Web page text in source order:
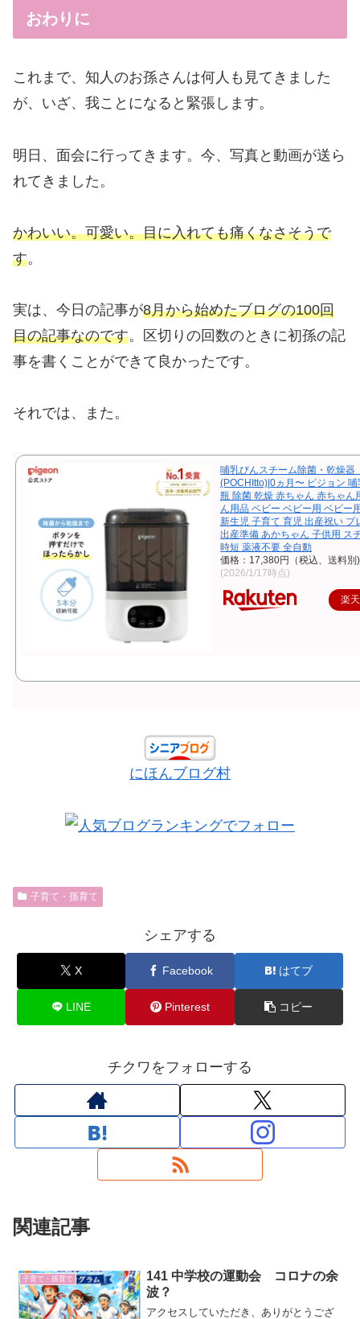
おわりに
これまで、知人のお孫さんは何人も見てきました
が、いざ、我ことになると緊張します。
明日、面会に行ってきます。今、写真と動画が送ら
れてきました。
かわいい。可愛い。目に入れても痛くなさそうで
す。
実は、今日の記事が8月から始めたブログの100回
目の記事なのです。区切りの回数のときに初孫の記
事を書くことができて良かったです。
それでは、また。
哺乳びんスチーム除菌・乾燥
(POCHItto)|0ヵ月〜 ピジョン
瓶 除菌 乾燥 赤ちゃん 赤ちゃん
ん用品 ベビー ベビー用 ベビー
新生児 子育て 育児 出産祝い プ
出産準備 あかちゃん 子供用 ス
時短 薬液不要 全自動
価格：17,380円（税込、送料別)
(2026/1/17時点)
楽
にほんブログ村
子育て・孫育て
シェアする
X Facebook はてブ
LINE Pinterest コピー
チクワをフォローする
関連記事
子育て・孫育て
141 中学校の運動会 コロナの余
波？
アクセスしていただき、ありがとうござ